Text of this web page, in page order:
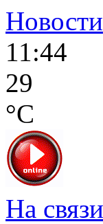
Новости
11:44
29
°C
На связи